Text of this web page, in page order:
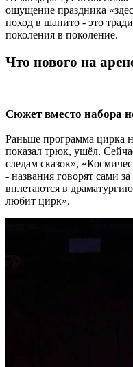
ощущение праздника
поход в шапито - это
поколения в поколение.
Что нового на
Сюжет вместо набора
Раньше программа цирка
показал трюк, ушёл.
следам сказок»,
- названия говорят сами
вплетаются в
любит цирк».